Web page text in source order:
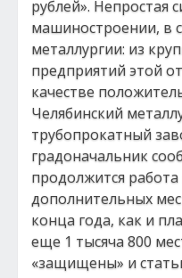
рублей». Непростая
машиностроении, в
металлургии: из
предприятий этой
качестве
Челябинский
трубопрокатный
градоначальник
продолжится
дополнительных
конца года, как и
еще 1 тысяча 800
«защищены» и